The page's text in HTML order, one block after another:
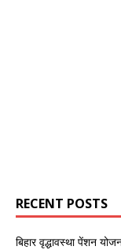
RECENT POSTS
बिहार वृद्धावस्था पेंशन